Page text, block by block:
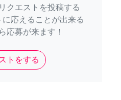
クエストを投稿する
応えることが出来る
応募が来ます！
トをする